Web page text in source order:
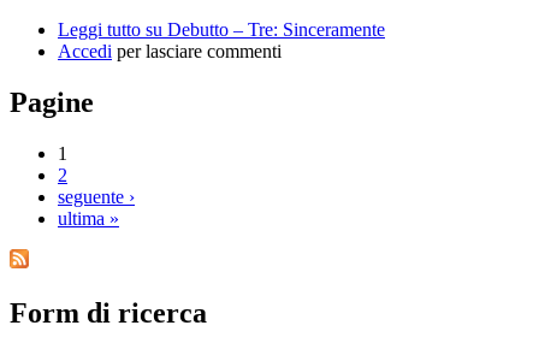
Leggi tutto su Debutto – Tre: Sinceramente
Accedi per lasciare commenti
Pagine
1
2
seguente ›
ultima »
Form di ricerca